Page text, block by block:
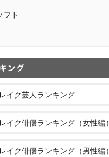
フト
イク芸人ランキング
イク俳優ランキング（女性編）
イク俳優ランキング（男性編）